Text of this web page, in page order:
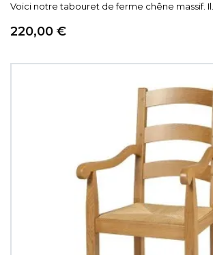
Voici notre tabouret de ferme chêne massif. Il...
Prix
220,00 €